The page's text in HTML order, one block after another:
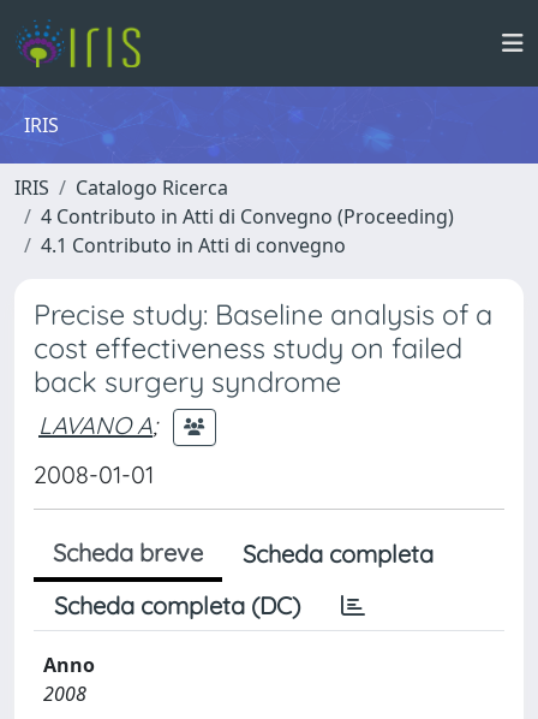
IRIS
IRIS
Catalogo Ricerca
4 Contributo in Atti di Convegno (Proceeding)
4.1 Contributo in Atti di convegno
Precise study: Baseline analysis of a
cost effectiveness study on failed
back surgery syndrome
LAVANO A;
2008-01-01
Scheda breve
Scheda completa
Scheda completa (DC)
Anno
2008